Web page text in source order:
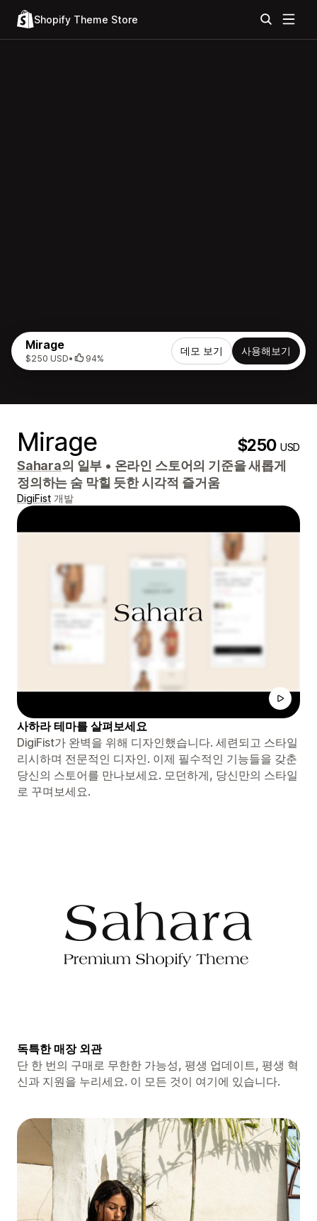
Shopify Theme Store
Mirage
$250 USD• 94%
데모 보기 사용해보기
Mirage $250USD
Sahara의 일부 • 온라인 스토어의 기준을 새롭게
정의하는 숨 막힐 듯한 시각적 즐거움
DigiFist 개발
사하라 테마를 살펴보세요
DigiFist가 완벽을 위해 디자인했습니다. 세련되고 스타일
리시하며 전문적인 디자인. 이제 필수적인 기능들을 갖춘
당신의 스토어를 만나보세요. 모던하게, 당신만의 스타일
로 꾸며보세요.
독특한 매장 외관
단 한 번의 구매로 무한한 가능성, 평생 업데이트, 평생 혁
신과 지원을 누리세요. 이 모든 것이 여기에 있습니다.